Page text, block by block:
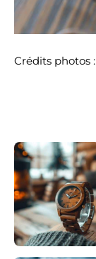
Crédits photos :